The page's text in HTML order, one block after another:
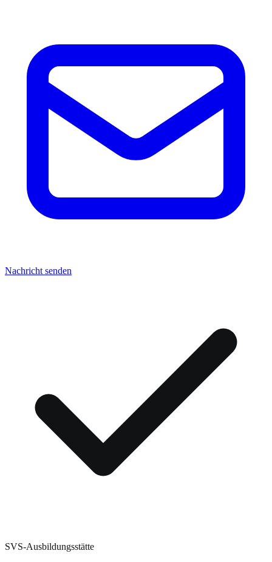
Nachricht senden
SVS-Ausbildungsstätte